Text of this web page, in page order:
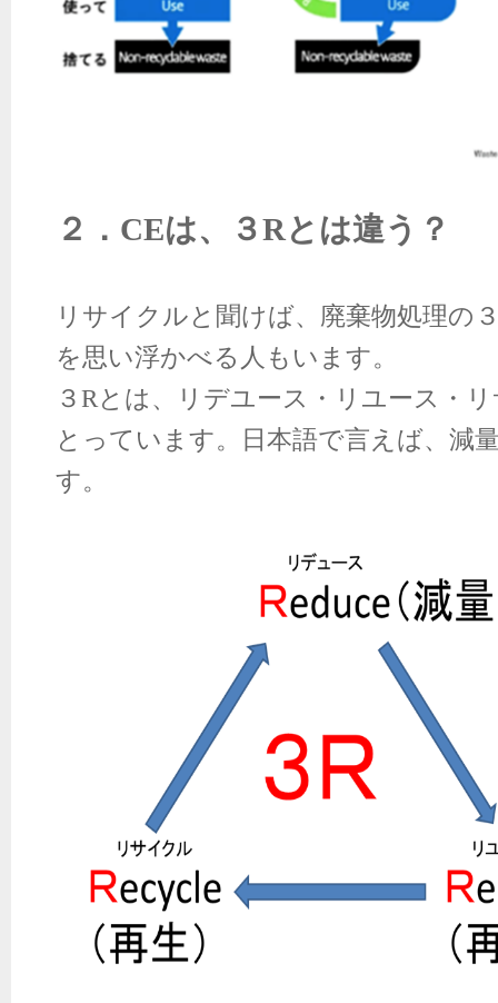
２． CEは、３Rとは違う？
リサイクルと聞けば、廃棄物処理の
を思い浮かべる人もいます。
３Rとは、リデユース・リユース・
とっています。日本語で言えば、減
す。